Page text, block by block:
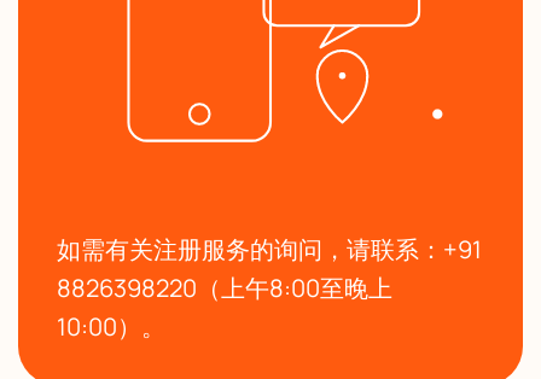
如需有关注册服务的询问，请联系：+91
8826398220（上午8:00至晚上
10:00）。